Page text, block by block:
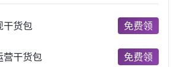
电商趋势
跨境电商
干货包 免费领
营干货包 免费领